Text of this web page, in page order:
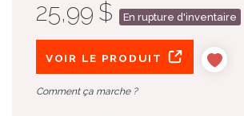
25,99 $ En rupture d'inventaire
VOIR LE PRODUIT
Comment ça marche ?